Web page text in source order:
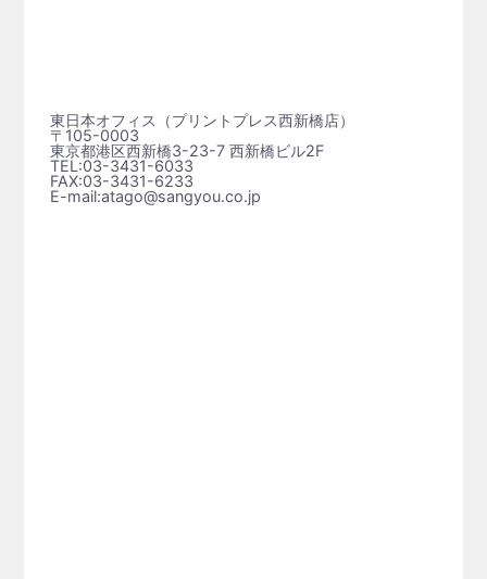
東日本オフィス（プリントプレス⻄新橋店）
〒105-0003
東京都港区西新橋3-23-7 西新橋ビル2F
TEL:03-3431-6033
FAX:03-3431-6233
E-mail:atago@sangyou.co.jp